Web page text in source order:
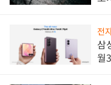
전
삼
월